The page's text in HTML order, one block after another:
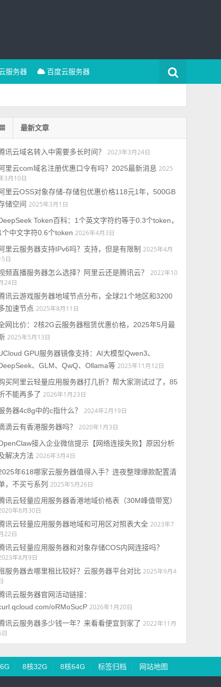
服务器 百度云服务器
最新文章
讯云域名转入中需要多长时间？
2023年3月24日
里云com域名注册优惠口令有吗？2025最新消息 2025
3月10日
里云OSS对象存储-存储包优惠价格118元1年，500GB
储空间 2025年3月1日
Token百科：1个英文字符约等于0.3个token，
个中文字符0.6个token 2026年4月3日
里云服务器支持IPv6吗？支持，但是有限制 2025年4月
日
频直播服务器怎么选择？阿里云还是腾讯云？
2022年10
24日
讯云游戏服务器地域节点分布，全球21个地区和3200
加速节点 2025年8月11日
网比价：2核2G云服务器租赁优惠价格，2025年5月最
2025年5月13日
GPU服务器镜像支持：AI大模型Qwen3、
、GLM、QwQ、Ollama等 2025年11月12日
买阿里云轻量应用服务器打几折？帮大家测试过了，85
不能再多了 2026年1月23日
务器4c8g中的c指什么？
2024年2月19日
滴云有香港服务器吗？
2020年1月3日
接入企业微信提示【网络连接失败】原因分析
解决方法 2026年3月4日
年618哪家云服务器值得入手？连夜整理爆款配置清
，不买亏系列 2025年5月26日
讯云轻量应用服务器香港地域价格表（30M峰值带宽）
年8月30日
讯云轻量应用服务器地域和可用区对照表大全 2023年7
22日
讯云轻量应用服务器和对象存储COS内网连接吗？
年8月9日
服务器去哪里租比较好？云服务器平台对比 2025年9月4
讯云服务器官网活动链接：
oRMoSucP 2026年1月20日
讯云服务器多少钱一年？来看看便宜到家了 2022年11月
8核32G 8核64G 标签归档 网站地图